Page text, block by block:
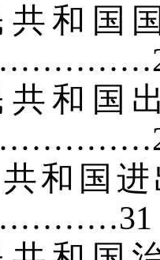
共和国
共和国
和国
31